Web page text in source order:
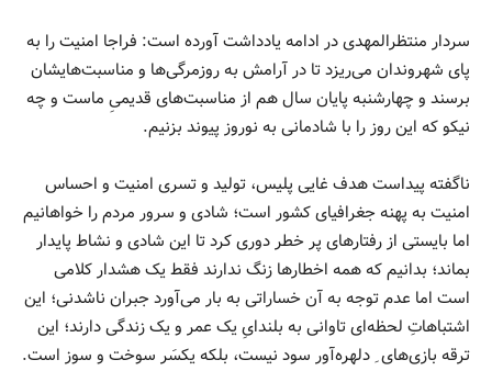
سردار منتظرالمهدی در ادامه یادداشت آورده است: فراجا امنیت را به
پای شهروندان می‌ریزد تا در آرامش به روزمرگی‌ها و مناسبت‌هایشان
برسند و چهارشنبه پایان سال هم از مناسبت‌های قدیمیِ ماست و چه
نیکو که این روز را با شادمانی به نوروز پیوند بزنیم.
ناگفته پیداست هدف غایی پلیس، تولید و تسری امنیت و احساس
امنیت به پهنه جغرافیای کشور است؛ شادی و سرور مردم را خواهانیم
اما بایستی از رفتارهای پر خطر دوری کرد تا این شادی و نشاط پایدار
بماند؛ بدانیم که همه اخطارها زنگ ندارند فقط یک هشدار کلامی
است اما عدم توجه به آن خساراتی به بار می‌آورد جبران ناشدنی؛ این
اشتباهاتِ لحظه‌ای تاوانی به بلندایِ یک عمر و یک زندگی دارند؛ این
ترقه بازی‌های ِ دلهره‌آور سود نیست، بلکه یکسَر سوخت و سوز است.